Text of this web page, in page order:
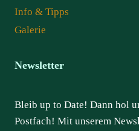
Info & Tipps
Galerie
Newsletter
Bleib up to Date! Dann hol
Postfach! Mit unserem